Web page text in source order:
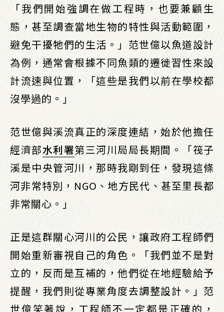
「我們開始強調在做工程時，也要兼顧生
態，甚至調查當地生物的特性與活動範圍，
避免干擾牠們的生活。」范世億以魚道設計
為例，通常會根據不同魚類的遷徙習性來設
計流速與位置，「這些是我們以前在學校都
沒學過的。」
范世億與溪流真正的深度連結，始於他擔任
經濟部水利署第三河川局局長期間。「筏子
溪是中央管河川，那時我剛到任，發現這條
河非常特別，NGO、地方民代、甚至里長都
非常關心。」
正是這群關心河川的公民，讓政府工程師們
開始重新審視自己的角色。「我們並不是對
立的，反而是互補的，他們從在地經驗給予
提醒，我們則從專業角度去調整設計。」范
世億笑著說，工程師不一定都是正確的，